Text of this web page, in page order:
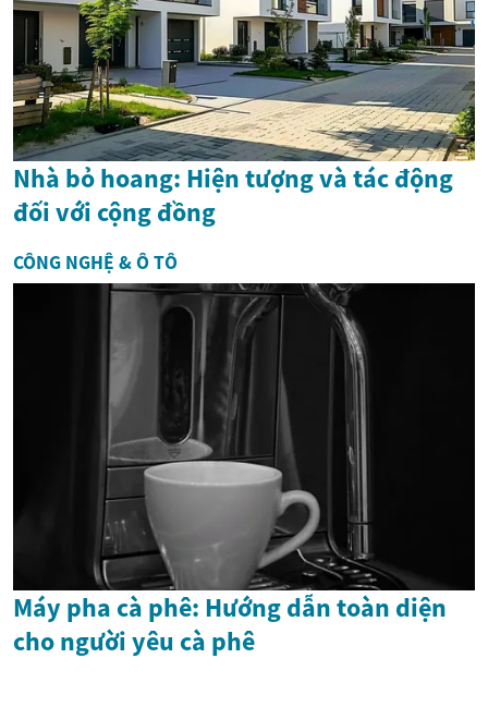
Nhà bỏ hoang: Hiện tượng và tác động
đối với cộng đồng
CÔNG NGHỆ & Ô TÔ
Máy pha cà phê: Hướng dẫn toàn diện
cho người yêu cà phê